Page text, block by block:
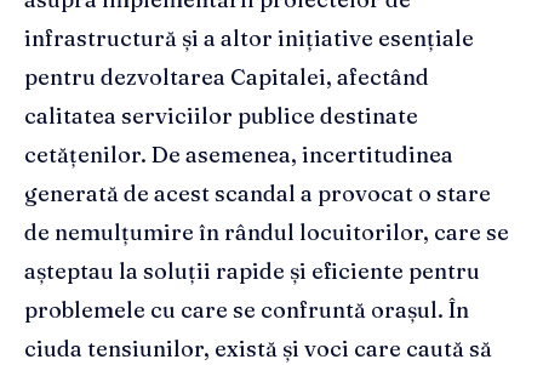
infrastructură și a altor inițiative esențiale
pentru dezvoltarea Capitalei, afectând
calitatea serviciilor publice destinate
cetățenilor. De asemenea, incertitudinea
generată de acest scandal a provocat o stare
de nemulțumire în rândul locuitorilor, care se
așteptau la soluții rapide și eficiente pentru
problemele cu care se confruntă orașul. În
ciuda tensiunilor, există și voci care caută să